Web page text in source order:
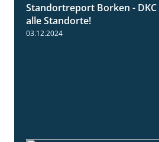
Standortreport Borken - DKC
alle Standorte!
03.12.2024